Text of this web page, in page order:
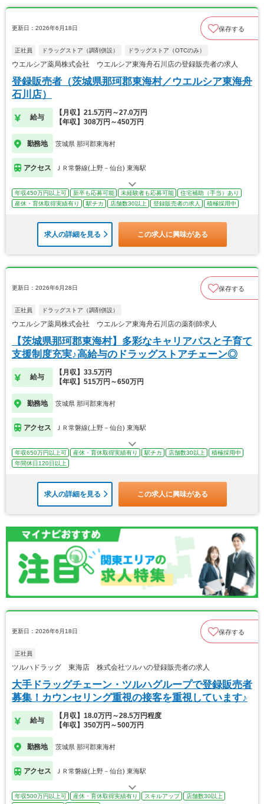
更新日：2026年6月18日 保存する
正社員 ドラッグストア（調剤併設） ドラッグストア（OTCのみ）
ウエルシア薬局株式会社 ウエルシア東海舟石川店の登録販売者の求人
登録販売者（茨城県那珂郡東海村／ウエルシア東海舟
石川店）
給与
【月収】21.5万円～27.0万円
【年収】308万円～450万円
勤務地 茨城県 那珂郡東海村
アクセス ＪＲ常磐線(上野－仙台) 東海駅
年収450万円以上可 新卒も応募可能 未経験者も応募可能
住宅補助（手当）あり
産休・育休取得実績有り
駅チカ 店舗数30以上 登録販売者の求人 積極採用中
求人の詳細を見る この求人に興味がある
更新日：2026年6月28日 保存する
正社員 ドラッグストア（調剤併設）
ウエルシア薬局株式会社 ウエルシア東海舟石川店の薬剤師求人
【茨城県那珂郡東海村】多彩なキャリアパスと子育て
支援制度充実♪高給与のドラッグストアチェーン◎
給与
【月収】33.5万円
【年収】515万円～650万円
勤務地 茨城県 那珂郡東海村
アクセス ＪＲ常磐線(上野－仙台) 東海駅
年収650万円以上可 産休・育休取得実績有り 駅チカ 店舗数30以上
積極採用中
年間休日120日以上
求人の詳細を見る この求人に興味がある
更新日：2026年6月18日 保存する
正社員
ツルハドラッグ 東海店 株式会社ツルハの登録販売者の求人
大手ドラッグチェーン・ツルハグループで登録販売者
募集！カウンセリング重視の接客を重視しています♪
給与
【月収】18.0万円～28.5万円程度
【年収】350万円～500万円
勤務地 茨城県 那珂郡東海村
アクセス ＪＲ常磐線(上野－仙台) 東海駅
年収500万円以上可 産休・育休取得実績有り スキルアップ
店舗数30以上